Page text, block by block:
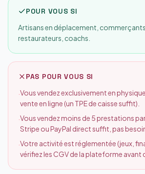
POUR VOUS SI
Artisans en déplacement,
restaurateurs, coachs.
PAS POUR VOUS SI
·Vous vendez exclusivement en
vente en ligne (un TPE de caisse suffit).
·Vous vendez moins de 5 prestations
Stripe ou PayPal direct suffit, pas
·Votre activité est réglementée (jeux,
vérifiez les CGV de la plateforme avant